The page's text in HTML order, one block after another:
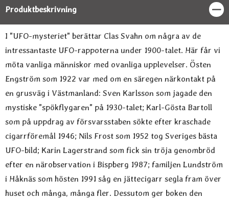
Produktbeskrivning
Produktbeskrivning
I "UFO-mysteriet" berättar Clas Svahn om några av de
intressantaste UFO-rappoterna under 1900-talet. Här får vi
möta vanliga människor med ovanliga upplevelser. Östen
Engström som 1922 var med om en säregen närkontakt på
en grusväg i Västmanland: Sven Karlsson som jagade den
mystiske "spökflygaren" på 1930-talet; Karl-Gösta Bartoll
som på uppdrag av försvarsstaben sökte efter kraschade
cigarrföremål 1946; Nils Frost som 1952 tog Sveriges bästa
UFO-bild; Karin Lagerstrand som fick sin tröja genombröd
efter en närobservation i Bispberg 1987; familjen Lundström
i Håknäs som hösten 1991 såg en jättecigarr segla fram över
huset och många, många fler. Dessutom ger boken den